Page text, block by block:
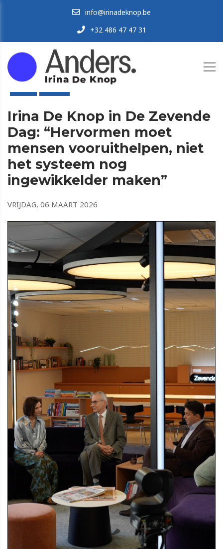
info@irinadeknop.be
+32 486 47 47 31
Irina De Knop in De Zevende
Dag: “Hervormen moet
mensen vooruithelpen, niet
het systeem nog
ingewikkelder maken”
VRIJDAG, 06 MAART 2026